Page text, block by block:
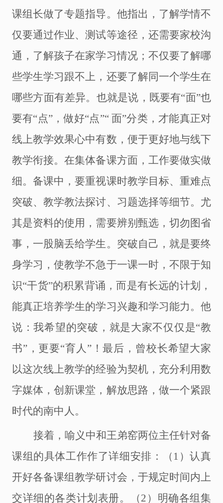
课组长做了专题指导。他指出，了解学情不
仅要通过作业、测试等途径，还需要家校沟
通，了解孩子在家学习情况；不仅要了解哪
些学生学习跟不上，还要了解同一个学生在
哪些方面有差异。也就是说，既要有“面”也
要有“点”，做好“点”“ 面”分类，才能真正对
线上教学效果心中有数，便于更好地与线下
教学衔接。在集体备课方面，工作要做实做
细。备课中，要重视课时教学目标、重难点
突破、教学教法探讨、习题选择等细节。尤
其是资料的使用，需要辨别甄选，切勿图省
事，一股脑丢给学生。突破自己，就是要终
身学习，使教学不急于一课一时，不限于知
识“干货”的积累背诵，而是有长远的计划，
能真正培养学生的学习兴趣和学习能力。他
说：我希望的突破，就是大家不仅仅是“教
书”，更要“育人”！最后，曾校长希望大家
以这次线上教学的经验为契机，充分利用数
字媒体，创新课堂，解放思路，做一个紧跟
时代的南中人。
接着，喻义中和王弟窑两位主任针对备
课组的具体工作作了详细安排：（ 1）认真
开好各备课组教学研讨会，于规定时间内上
交详细的各类计划表册。（2）明确各组集